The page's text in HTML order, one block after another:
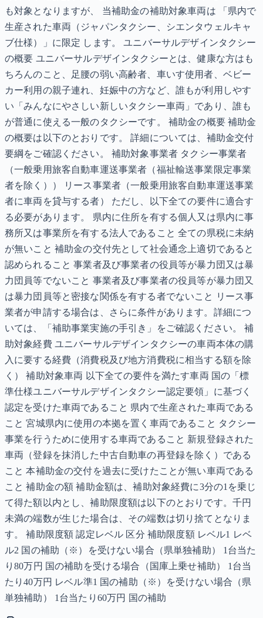
も対象となりますが、 当補助金の補助対象車両は 「県内で
生産された車両（ジャパンタクシー、シエンタウェルキャ
ブ仕様）」に限定 します。 ユニバーサルデザインタクシー
の概要 ユニバーサルデザインタクシーとは、健康な方はも
ちろんのこと、足腰の弱い高齢者、車いす使用者、ベビー
カー利用の親子連れ、妊娠中の方など、誰もが利用しやす
い「みんなにやさしい新しいタクシー車両」であり、誰も
が普通に使える一般のタクシーです。 補助金の概要 補助金
の概要は以下のとおりです。 詳細については、補助金交付
要綱をご確認ください。 補助対象事業者 タクシー事業者
（一般乗用旅客自動車運送事業者（福祉輸送事業限定事業
者を除く）） リース事業者（一般乗用旅客自動車運送事業
者に車両を貸与する者） ただし、以下全ての要件に適合す
る必要があります。 県内に住所を有する個人又は県内に事
務所又は事業所を有する法人であること 全ての県税に未納
が無いこと 補助金の交付先として社会通念上適切であると
認められること 事業者及び事業者の役員等が暴力団又は暴
力団員等でないこと 事業者及び事業者の役員等が暴力団又
は暴力団員等と密接な関係を有する者でないこと リース事
業者が申請する場合は、さらに条件があります。詳細につ
いては、「補助事業実施の手引き」をご確認ください。 補
助対象経費 ユニバーサルデザインタクシーの車両本体の購
入に要する経費（消費税及び地方消費税に相当する額を除
く） 補助対象車両 以下全ての要件を満たす車両 国の「標
準仕様ユニバーサルデザインタクシー認定要領」に基づく
認定を受けた車両であること 県内で生産された車両である
こと 宮城県内に使用の本拠を置く車両であること タクシー
事業を行うために使用する車両であること 新規登録された
車両（登録を抹消した中古自動車の再登録を除く）である
こと 本補助金の交付を過去に受けたことが無い車両である
こと 補助金の額 補助金額は、補助対象経費に3分の1を乗じ
て得た額以内とし、補助限度額は以下のとおりです。千円
未満の端数が生じた場合は、その端数は切り捨てとなりま
す。 補助限度額 認定レベル 区分 補助限度額 レベル1 レベ
ル2 国の補助（※）を受けない場合（県単独補助） 1台当た
り80万円 国の補助を受ける場合（国庫上乗せ補助） 1台当
たり40万円 レベル準1 国の補助（※）を受けない場合（県
単独補助） 1台当たり60万円 国の補助